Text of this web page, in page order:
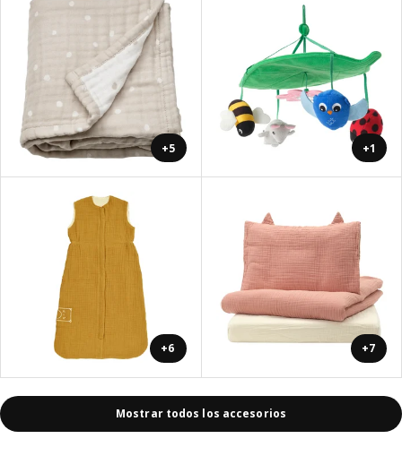
+5 +1
+6 +7
Mostrar todos los accesorios